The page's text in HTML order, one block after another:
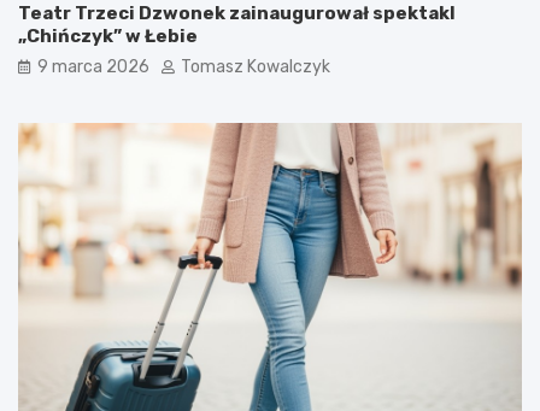
Teatr Trzeci Dzwonek zainaugurował spektakl
„Chińczyk” w Łebie
9 marca 2026 Tomasz Kowalczyk